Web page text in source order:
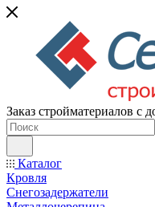
Заказ стройматериалов с
Каталог
Кровля
Снегозадержатели